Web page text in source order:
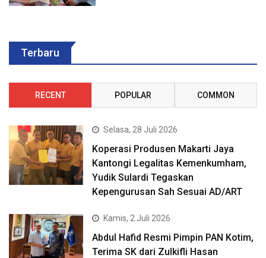
Terbaru
RECENT POPULAR COMMON
Selasa, 28 Juli 2026
Koperasi Produsen Makarti Jaya
Kantongi Legalitas Kemenkumham,
Yudik Sulardi Tegaskan
Kepengurusan Sah Sesuai AD/ART
Kamis, 2 Juli 2026
Abdul Hafid Resmi Pimpin PAN Kotim,
Terima SK dari Zulkifli Hasan